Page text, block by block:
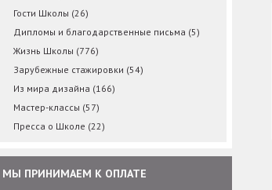
Гости Школы (26)
Дипломы и благодарственные письма (5)
Жизнь Школы (776)
Зарубежные стажировки (54)
Из мира дизайна (166)
Мастер-классы (57)
Пресса о Школе (22)
МЫ ПРИНИМАЕМ К ОПЛАТЕ